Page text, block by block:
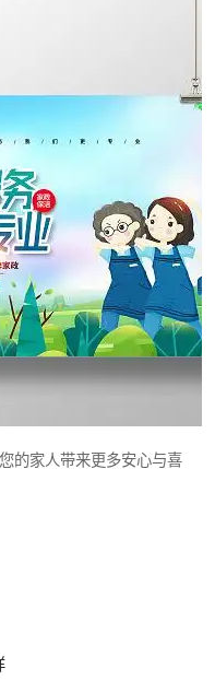
的家人带来更多安心与喜